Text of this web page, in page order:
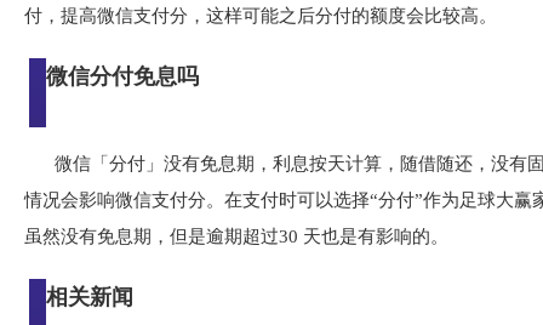
付，提高微信支付分，这样可能之后分付的额度会比较高。
微信分付免息吗
微信「分付」没有免息期，利息按天计算，随借随还，没有
情况会影响微信支付分。在支付时可以选择“分付”作为足球大
虽然没有免息期，但是逾期超过30 天也是有影响的。
相关新闻